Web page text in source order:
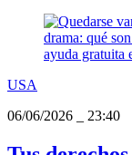
USA
06/06/2026
23:40